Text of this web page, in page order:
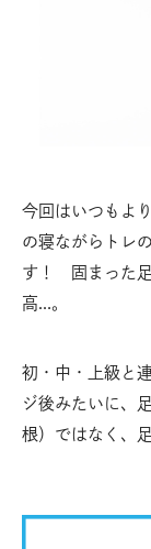
今回はいつもよ
の寝ながらトレ
す！ 固まった
高…。
初・中・上級と
ジ後みたいに、
根）ではなく、